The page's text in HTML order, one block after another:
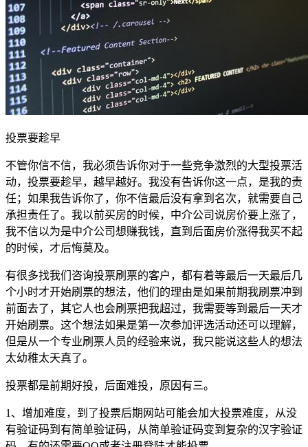
投票要趁早
不管你信不信，我必须告诉你对于一些竞争激烈的大型投票活
动，投票要趁早，越早越好。我没有告诉你这一点，是我的责
任；如果我告诉你了，你不信最后没有拿到名次，就需要自己
承担责任了。我以前买房的时候，中介公司说房价要上涨了，
我不信以为是中介公司想赚我钱，直到后面房价涨得我买不起
的时候，才后悔莫及。
有很多找我们咨询投票刷票的客户，都有着等最后一天最后几
个小时才开始刷票的想法，他们的理由是如果前期我刷票冲到
前面去了，其它人也会刷票把我超过，我需要等到最后一天才
开始刷票。这个想法如果是第一次参加评选活动还可以理解，
但是从一个专业刷票人员的经验来说，我只能说这些人的想法
太幼稚太天真了。
投票都是前期好投，后面难投，原因有三。
1、增加难度，到了投票后期网站可能会加大投票难度，从没
有验证码到有简单验证码，从简单验证码变到复杂的汉字验证